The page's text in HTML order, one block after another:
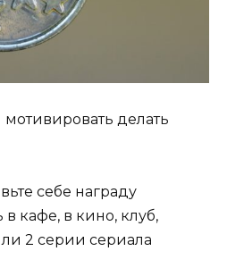
мотивировать делать
себе награду
кафе, в кино, клуб,
2 серии сериала